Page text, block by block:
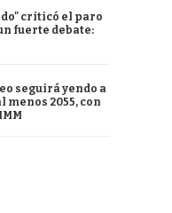
criticó el paro
fuerte debate:
seguirá yendo a
menos 2055, con